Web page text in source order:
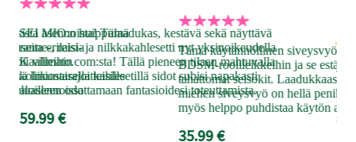
asennoista! Tämä
useita erilaisia
sopii villeihin
liikuntarajoitteisille
SEI MIO:n huippulaadukas, kestävä sekä näyttävä
ranne-, reisi- ja nilkkakahlesetti nyt yksinoikeudella
Kaalimato.com:sta! Tällä pieneen tilaan mahtuvalla
kolmiosaisella kahlesetillä sidot subisi napakasti
aloilleen odottamaan fantasioidesi toteuttamista.
59.99 €
Tämä käytännöllinen siveysvyö
BDSM-roolileikkeihin ja se estää
tahattomat seisokit. Laadukkaasta
miehen siveysvyö on hellä
myös helppo puhdistaa käytön
35.99 €
on